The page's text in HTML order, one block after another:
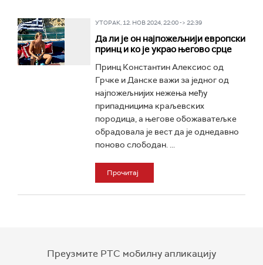
УТОРАК, 12. НОВ 2024, 22:00 -> 22:39
Да ли је он најпожељнији европски
принц и ко је украо његово срце
Принц Константин Алексиос од
Грчке и Данске важи за једног од
најпожељнијих нежења међу
припадницима краљевских
породица, а његове обожаватељке
обрадовала је вест да је однедавно
поново слободан. ...
Прочитај
Преузмите РТС мобилну апликацију